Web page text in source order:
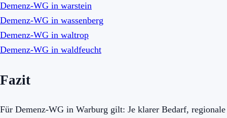
Demenz-WG in warstein
Demenz-WG in wassenberg
Demenz-WG in waltrop
Demenz-WG in waldfeucht
Fazit
Für Demenz-WG in Warburg gilt: Je klarer Bedarf, regionale